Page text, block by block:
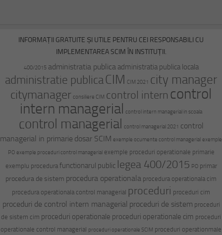
INFORMAȚII GRATUITE ȘI UTILE PENTRU CEI RESPONSABILI CU
IMPLEMENTAREA SCIM ÎN INSTITUȚII.
400/2015 administratia publica administratia publica locala
administratie publicaCIM CIM 2021 city manager
citymanager consiliere CIM control intern control
intern managerial control intern managerial in scoala
control managerial control managerial 2021 control
managerial in primarie dosar SCIM exemple ocumente control managerial exemple
PO exemple proceduri control managerial exemple proceduri operationale primarie
exemplu procedura functionarul public legea 400/2015 PO primar
procedura de sistem procedura operationala procedura operationala cim
procedura operationala control managerial proceduri proceduri cim
proceduri de control intern managerial proceduri de sistem proceduri
de sistem cim proceduri operationale proceduri operationale cim proceduri
operationale control managerial proceduri operationale SCIM proceduri operationmale